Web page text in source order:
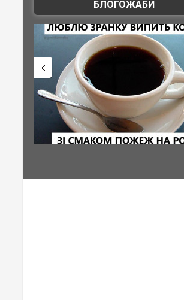
БЛОГОЖАБИ